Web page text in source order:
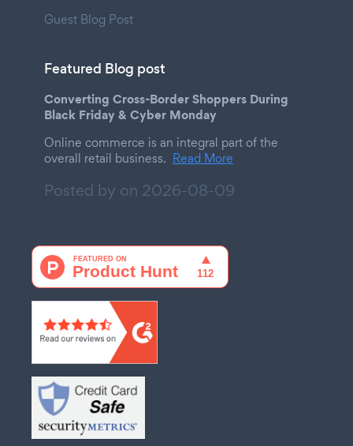
Guest Blog Post
Featured Blog post
Converting Cross-Border Shoppers During
Black Friday & Cyber Monday
Online commerce is an integral part of the
overall retail business. Read More
Posted by on 2026-08-09